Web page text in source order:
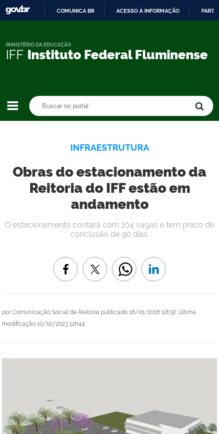
CONTEÚDO
COMUNICA BR ACESSO À INFORMAÇÃO
IFF Instituto Federal Fluminense
MINISTÉRIO DA EDUCAÇÃO
INFRAESTRUTURA
Obras do estacionamento da
Reitoria do IFF estão em
andamento
por Comunicação Social da Reitoria publicado 18/01/2018 12h32, última
modificação 10/10/2023 12h44
O estacionamento contará com 104 vagas e tem prazo de
conclusão de 90 dias.